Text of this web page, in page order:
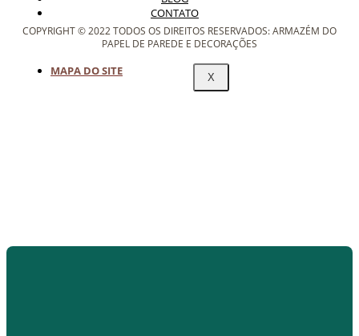
CONTATO
X
COPYRIGHT © 2022 TODOS OS DIREITOS RESERVADOS: ARMAZÉM DO
PAPEL DE PAREDE E DECORAÇÕES
MAPA DO SITE